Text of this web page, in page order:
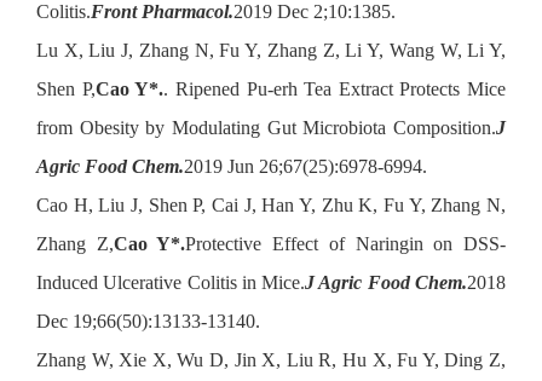
Colitis.Front Pharmacol.2019 Dec 2;10:1385.
Lu X, Liu J, Zhang N, Fu Y, Zhang Z, Li Y, Wang W, Li Y,
Shen P,Cao Y*.. Ripened Pu-erh Tea Extract Protects Mice
from Obesity by Modulating Gut Microbiota Composition.J
Agric Food Chem.2019 Jun 26;67(25):6978-6994.
Cao H, Liu J, Shen P, Cai J, Han Y, Zhu K, Fu Y, Zhang N,
Zhang Z,Cao Y*.Protective Effect of Naringin on DSS-
Induced Ulcerative Colitis in Mice.J Agric Food Chem.2018
Dec 19;66(50):13133-13140.
Zhang W, Xie X, Wu D, Jin X, Liu R, Hu X, Fu Y, Ding Z,